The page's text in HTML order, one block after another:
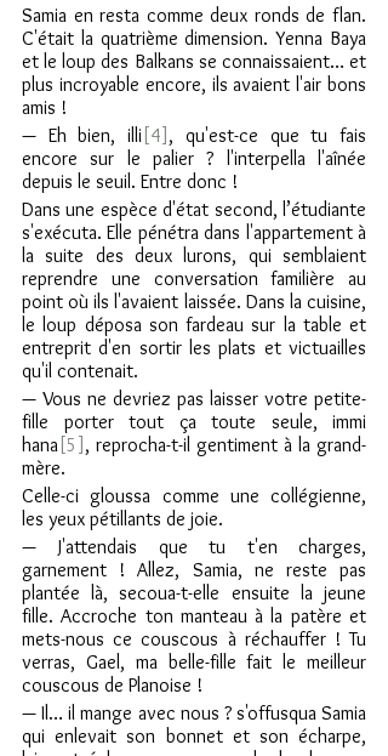
Samia en resta comme deux ronds de flan.
C'était la quatrième dimension. Yenna Baya
et le loup des Balkans se connaissaient… et
plus incroyable encore, ils avaient l'air bons
amis !
— Eh bien, illi [4] , qu'est-ce que tu fais
encore sur le palier ? l'interpella l'aînée
depuis le seuil. Entre donc !
Dans une espèce d'état second, l’étudiante
s'exécuta. Elle pénétra dans l'appartement à
la suite des deux lurons, qui semblaient
reprendre une conversation familière au
point où ils l'avaient laissée. Dans la cuisine,
le loup déposa son fardeau sur la table et
entreprit d'en sortir les plats et victuailles
qu'il contenait.
— Vous ne devriez pas laisser votre petite-
fille porter tout ça toute seule, immi
hana [5] , reprocha-t-il gentiment à la grand-
mère.
Celle-ci gloussa comme une collégienne,
les yeux pétillants de joie.
— J'attendais que tu t'en charges,
garnement ! Allez, Samia, ne reste pas
plantée là, secoua-t-elle ensuite la jeune
fille. Accroche ton manteau à la patère et
mets-nous ce couscous à réchauffer ! Tu
verras, Gael, ma belle-fille fait le meilleur
couscous de Planoise !
— Il… il mange avec nous ? s'offusqua Samia
qui enlevait son bonnet et son écharpe,